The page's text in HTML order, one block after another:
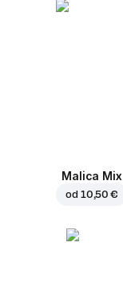
Malica Mix
od 10,50 €